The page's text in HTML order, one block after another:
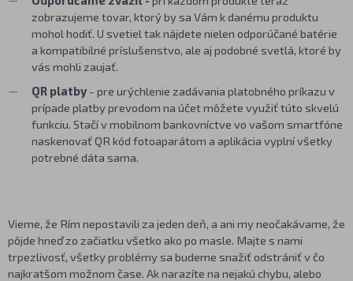
zobrazujeme tovar, ktorý by sa Vám k danému produktu
mohol hodiť. U svetiel tak nájdete nielen odporúčané batérie
a kompatibilné príslušenstvo, ale aj podobné svetlá, ktoré by
vás mohli zaujať.
QR platby - pre urýchlenie zadávania platobného príkazu v
prípade platby prevodom na účet môžete využiť túto skvelú
funkciu. Stačí v mobilnom bankovníctve vo vašom smartfóne
naskenovať QR kód fotoaparátom a aplikácia vyplní všetky
potrebné dáta sama.
Vieme, že Rím nepostavili za jeden deň, a ani my neočakávame, že
pôjde hneď zo začiatku všetko ako po masle. Majte s nami
trpezlivosť, všetky problémy sa budeme snažiť odstrániť v čo
najkratšom možnom čase. Ak narazíte na nejakú chybu, alebo